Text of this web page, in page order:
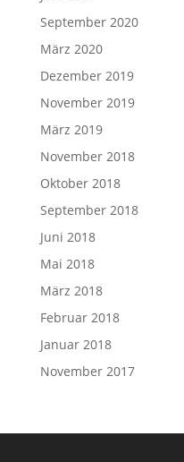
September 2020
März 2020
Dezember 2019
November 2019
März 2019
November 2018
Oktober 2018
September 2018
Juni 2018
Mai 2018
März 2018
Februar 2018
Januar 2018
November 2017